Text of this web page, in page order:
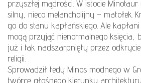
przyszłej mądrości. W istocie
silny, nieco melancholijny – matołek.
go do stanu kapłańskiego. Ale
mogą przyjąć nienormalnego księcia,
już i tak nadszarpnięty przez
religii.
Sprowadził tedy Minos modnego w
twórcę głośnego kierunku